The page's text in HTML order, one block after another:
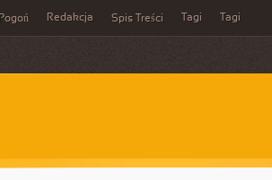
Pogoń Redakcja Spis Treści Tagi Tagi